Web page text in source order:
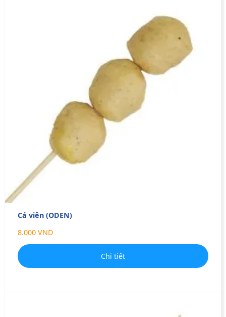
Cá viên (ODEN)
8.000 VND
Chi tiết